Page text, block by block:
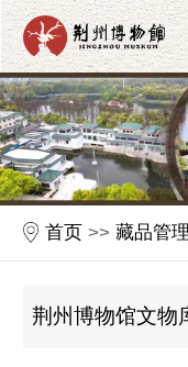
首页 >>藏品管理
荆州博物馆文物